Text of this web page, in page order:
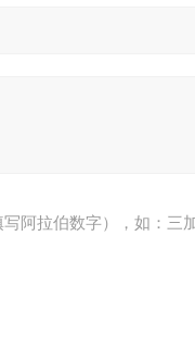
阿拉伯数字），如：三